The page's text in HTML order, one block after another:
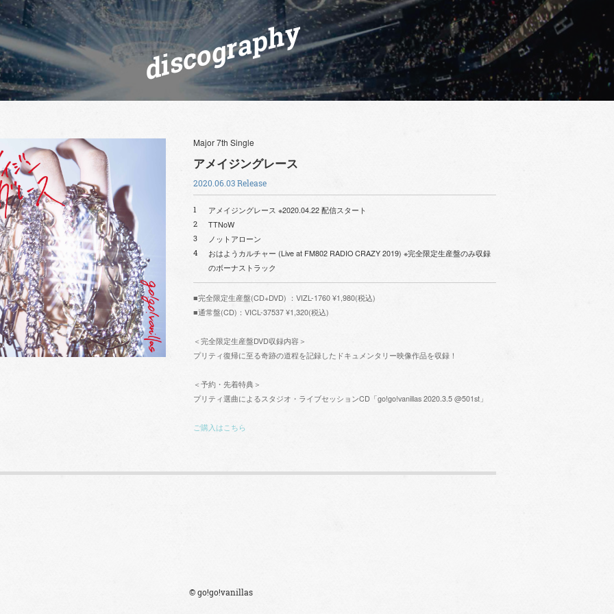
discography
Major 7th Single
アメイジングレース
2020.06.03 Release
1 アメイジングレース ※2020.04.22 配信スタート
2 TTNoW
3 ノットアローン
4
おはようカルチャー (Live at FM802 RADIO CRAZY 2019) ※完全限定生産盤のみ収録
のボーナストラック
■完全限定生産盤(CD+DVD) ：VIZL-1760 ¥1,980(税込)
■通常盤(CD)：VICL-37537 ¥1,320(税込)
＜完全限定生産盤DVD収録内容＞
プリティ復帰に至る奇跡の道程を記録したドキュメンタリー映像作品を収録！
＜予約・先着特典＞
プリティ選曲によるスタジオ・ライブセッションCD「go!go!vanillas 2020.3.5 @501st」
ご購入はこちら
© go!go!vanillas